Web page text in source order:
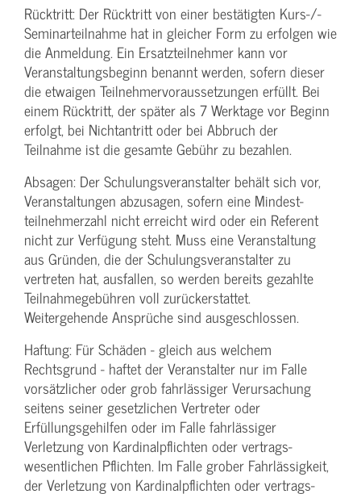
Rücktritt: Der Rücktritt von einer bestätigten Kurs-/­
Seminarteilnahme hat in gleicher Form zu erfolgen wie
die Anmeldung. Ein Ersatzteilnehmer kann vor
Veranstaltungs­beginn benannt werden, sofern dieser
die etwaigen Teilnehmer­voraussetzungen erfüllt. Bei
einem Rücktritt, der später als 7 Werktage vor Beginn
erfolgt, bei Nichtantritt oder bei Abbruch der
Teilnahme ist die gesamte Gebühr zu bezahlen.
Absagen: Der Schulungs­veranstalter behält sich vor,
Veranstaltungen abzusagen, sofern eine Mindest­
teilnehmerzahl nicht erreicht wird oder ein Referent
nicht zur Verfügung steht. Muss eine Veranstaltung
aus Gründen, die der Schulungs­veranstalter zu
vertreten hat, ausfallen, so werden bereits gezahlte
Teilnahme­gebühren voll zurückerstattet.
Weitergehende Ansprüche sind ausgeschlossen.
Haftung: Für Schäden - gleich aus welchem
Rechtsgrund - haftet der Veranstalter nur im Falle
vorsätzlicher oder grob fahrlässiger Verursachung
seitens seiner gesetzlichen Vertreter oder
Erfüllungsgehilfen oder im Falle fahrlässiger
Verletzung von Kardinalpflichten oder vertrags­
wesentlichen Pflichten. Im Falle grober Fahrlässigkeit,
der Verletzung von Kardinalpflichten oder vertrags­